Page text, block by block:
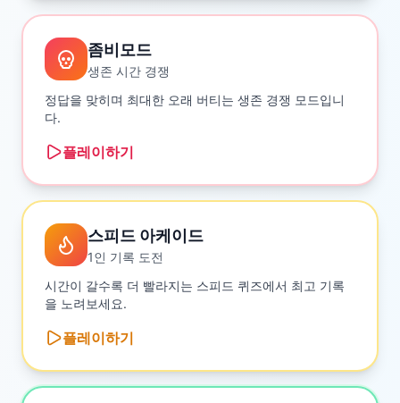
좀비모드
생존 시간 경쟁
정답을 맞히며 최대한 오래 버티는 생존 경쟁 모드입니
다.
플레이하기
스피드 아케이드
1인 기록 도전
시간이 갈수록 더 빨라지는 스피드 퀴즈에서 최고 기록
을 노려보세요.
플레이하기